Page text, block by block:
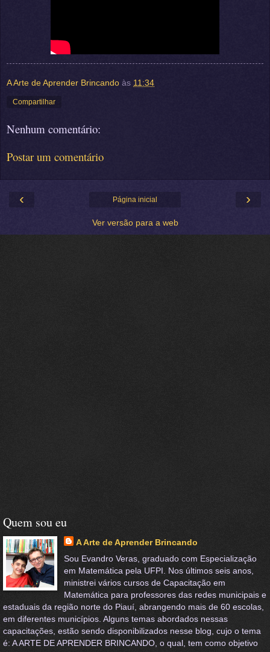
A Arte de Aprender Brincando às 11:34
Compartilhar
Nenhum comentário:
Postar um comentário
‹ ›
Página inicial
Ver versão para a web
Quem sou eu
A Arte de Aprender Brincando
Sou Evandro Veras, graduado com Especialização
em Matemática pela UFPI. Nos últimos seis anos,
ministrei vários cursos de Capacitação em
Matemática para professores das redes municipais e
estaduais da região norte do Piauí, abrangendo mais de 60 escolas,
em diferentes municípios. Alguns temas abordados nessas
capacitações, estão sendo disponibilizados nesse blog, cujo o tema
é: A ARTE DE APRENDER BRINCANDO, o qual, tem como objetivo